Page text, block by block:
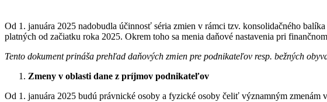
Od 1. januára 2025 nadobudla účinnosť séria zmien v rámci tzv. konsolidačného
platných od začiatku roka 2025. Okrem toho sa menia daňové nastavenia pri
Tento dokument prináša prehľad daňových zmien pre podnikateľov resp. bežných
Zmeny v oblasti dane z príjmov podnikateľov
Od 1. januára 2025 budú právnické osoby a fyzické osoby čeliť významným zmenám